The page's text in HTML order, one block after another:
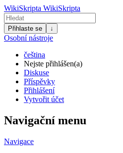
WikiSkripta WikiSkripta
Přihlaste se ↓
Osobní nástroje
čeština
Nejste přihlášen(a)
Diskuse
Příspěvky
Přihlášení
Vytvořit účet
Navigační menu
Navigace